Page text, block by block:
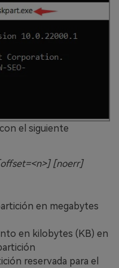
el siguiente
[noerr]
en megabytes
en kilobytes (KB) en
reservada para el